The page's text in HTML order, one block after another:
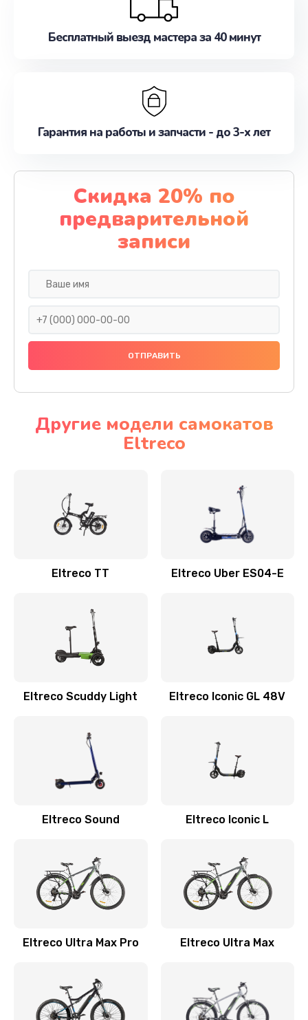
Бесплатный выезд мастера за 40 минут
Гарантия на работы и запчасти - до 3-х лет
Скидка 20% по
предварительной
записи
Другие модели самокатов
Eltreco
Eltreco TT Eltreco Uber ES04-E
Eltreco Scuddy Light Eltreco Iconic GL 48V
Eltreco Sound Eltreco Iconic L
Eltreco Ultra Max Pro Eltreco Ultra Max